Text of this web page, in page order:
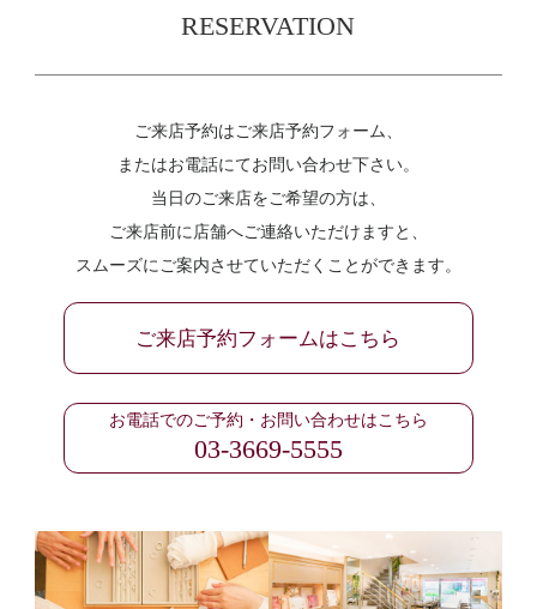
RESERVATION
ご来店予約はご来店予約フォーム、
またはお電話にてお問い合わせ下さい。
当日のご来店をご希望の方は、
ご来店前に店舗へご連絡いただけますと、
スムーズにご案内させていただくことができます。
ご来店予約フォームはこちら
お電話でのご予約・お問い合わせはこちら
03-3669-5555